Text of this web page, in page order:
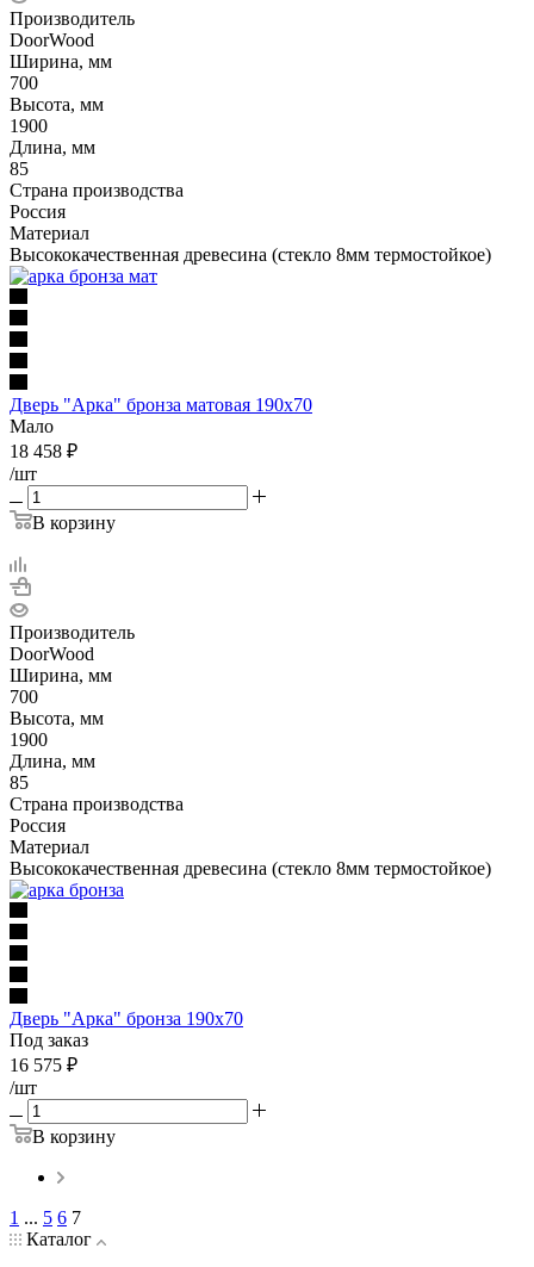
Производитель
DoorWood
Ширина, мм
700
Высота, мм
1900
Длина, мм
85
Страна производства
Россия
Материал
Высококачественная древесина (стекло 8мм термостойкое)
Дверь "Арка" бронза матовая 190х70
Мало
18 458 ₽
/шт
В корзину
Производитель
DoorWood
Ширина, мм
700
Высота, мм
1900
Длина, мм
85
Страна производства
Россия
Материал
Высококачественная древесина (стекло 8мм термостойкое)
Дверь "Арка" бронза 190х70
Под заказ
16 575 ₽
/шт
В корзину
1 ... 5 6 7
Каталог